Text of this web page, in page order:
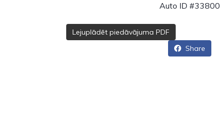
Auto ID #33800
Lejuplādēt piedāvājuma PDF
Share